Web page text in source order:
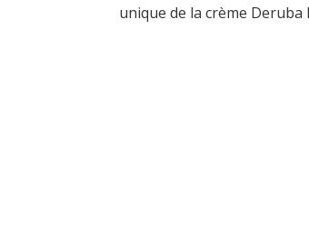
unique de la crème